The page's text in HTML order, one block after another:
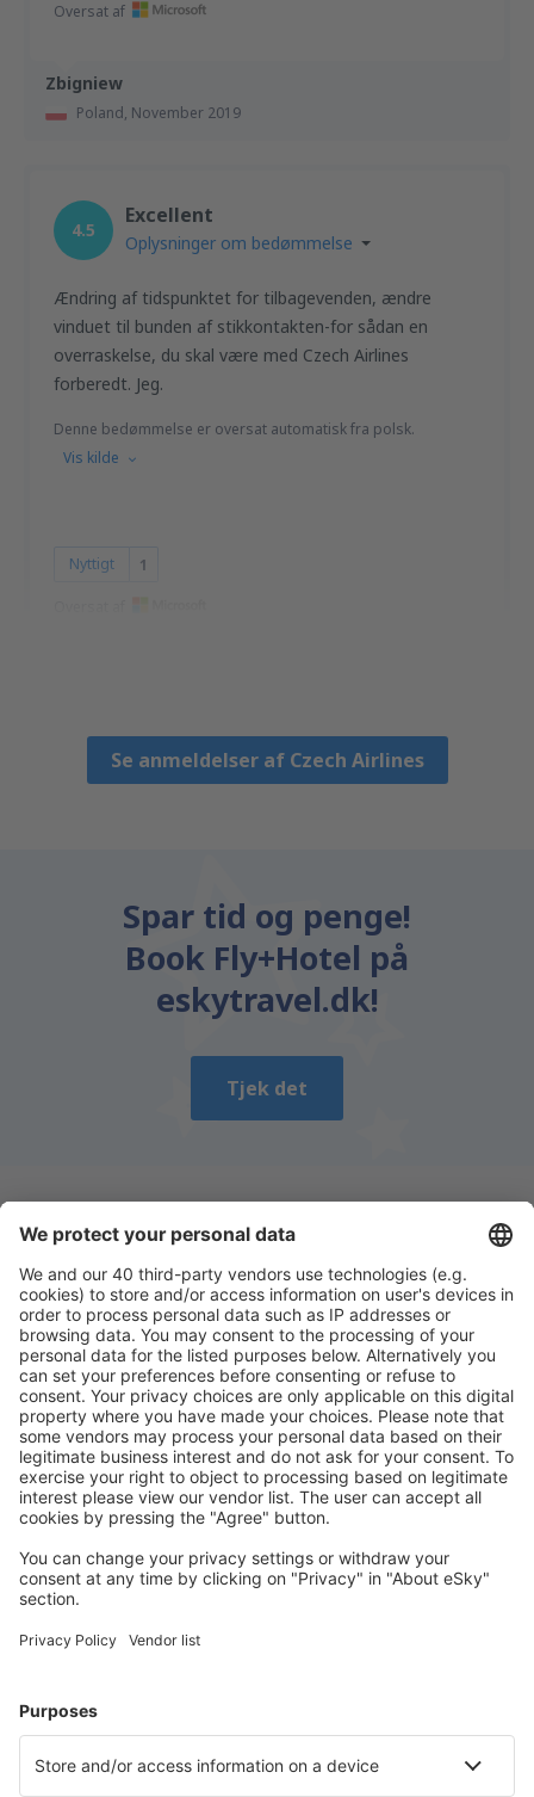
Zbigniew
Poland, November 2019
Oversat af
4.5
Excellent
Oplysninger om bedømmelse
Ændring af tidspunktet for tilbagevenden, ændre
vinduet til bunden af stikkontakten-for sådan en
overraskelse, du skal være med Czech Airlines
forberedt. Jeg.
Denne bedømmelse er oversat automatisk fra polsk.
Vis kilde
Nyttigt 1
Se anmeldelser af Czech Airlines
Spar tid og penge!
Book Fly+Hotel på
eskytravel.dk!
Tjek det
Download vores appog planlæg nemt dine
rejser
Planlæg din rejse
Billige flybilletter
Storbyferie
Fly+Hotel
Hoteller